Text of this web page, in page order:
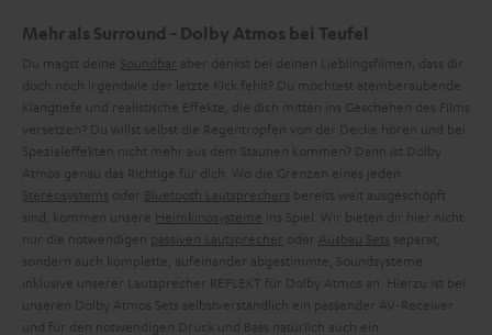
Mehr als Surround - Dolby Atmos bei Teufel
Du magst deine Soundbar aber denkst bei deinen Lieblingsfilmen, dass dir
doch noch irgendwie der letzte Kick fehlt? Du möchtest atemberaubende
Klangtiefe und realistische Effekte, die dich mitten ins Geschehen des Films
versetzen? Du willst selbst die Regentropfen von der Decke hören und bei
Spezialeffekten nicht mehr aus dem Staunen kommen? Dann ist Dolby
Atmos genau das Richtige für dich. Wo die Grenzen eines jeden
Stereosystems oder Bluetooth Lautsprechers bereits weit ausgeschöpft
sind, kommen unsere Heimkinosysteme ins Spiel. Wir bieten dir hier nicht
nur die notwendigen passiven Lautsprecher oder Ausbau Sets separat,
sondern auch komplette, aufeinander abgestimmte, Soundsysteme
inklusive unserer Lautsprecher REFLEKT für Dolby Atmos an. Hierzu ist bei
unseren Dolby Atmos Sets selbstverständlich ein passender AV-Receiver
und für den notwendigen Druck und Bass natürlich auch ein